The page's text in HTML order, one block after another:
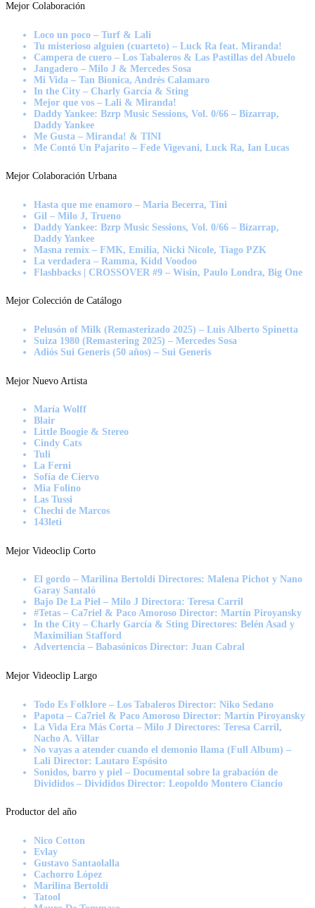
Mejor Colaboración
Loco un poco – Turf & Lali
Tu misterioso alguien (cuarteto) – Luck Ra feat. Miranda!
Campera de cuero – Los Tabaleros & Las Pastillas del Abuelo
Jangadero – Milo J & Mercedes Sosa
Mi Vida – Tan Bionica, Andrés Calamaro
In the City – Charly García & Sting
Mejor que vos – Lali & Miranda!
Daddy Yankee: Bzrp Music Sessions, Vol. 0/66 – Bizarrap,
Daddy Yankee
Me Gusta – Miranda! & TINI
Me Contó Un Pajarito – Fede Vigevani, Luck Ra, Ian Lucas
Mejor Colaboración Urbana
Hasta que me enamoro – Maria Becerra, Tini
Gil – Milo J, Trueno
Daddy Yankee: Bzrp Music Sessions, Vol. 0/66 – Bizarrap,
Daddy Yankee
Masna remix – FMK, Emilia, Nicki Nicole, Tiago PZK
La verdadera – Ramma, Kidd Voodoo
Flashbacks | CROSSOVER #9 – Wisin, Paulo Londra, Big One
Mejor Colección de Catálogo
Pelusón of Milk (Remasterizado 2025) – Luis Alberto Spinetta
Suiza 1980 (Remastering 2025) – Mercedes Sosa
Adiós Sui Generis (50 años) – Sui Generis
Mejor Nuevo Artista
María Wolff
Blair
Little Boogie & Stereo
Cindy Cats
Tuli
La Ferni
Sofía de Ciervo
Mia Folino
Las Tussi
Chechi de Marcos
143leti
Mejor Videoclip Corto
El gordo – Marilina Bertoldi Directores: Malena Pichot y Nano
Garay Santaló
Bajo De La Piel – Milo J Directora: Teresa Carril
#Tetas – Ca7riel & Paco Amoroso Director: Martín Piroyansky
In the City – Charly García & Sting Directores: Belén Asad y
Maximilian Stafford
Advertencia – Babasónicos Director: Juan Cabral
Mejor Videoclip Largo
Todo Es Folklore – Los Tabaleros Director: Niko Sedano
Papota – Ca7riel & Paco Amoroso Director: Martín Piroyansky
La Vida Era Más Corta – Milo J Directores: Teresa Carril,
Nacho A. Villar
No vayas a atender cuando el demonio llama (Full Album) –
Lali Director: Lautaro Espósito
Sonidos, barro y piel – Documental sobre la grabación de
Divididos – Divididos Director: Leopoldo Montero Ciancio
Productor del año
Nico Cotton
Evlay
Gustavo Santaolalla
Cachorro López
Marilina Bertoldi
Tatool